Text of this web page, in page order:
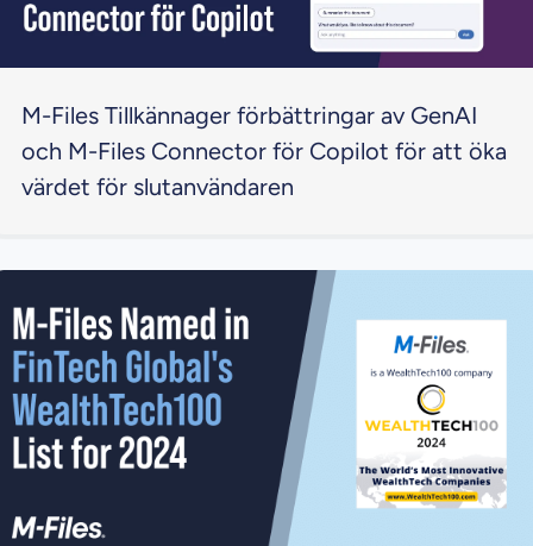
M-Files Tillkännager förbättringar av GenAI
och M-Files Connector för Copilot för att öka
värdet för slutanvändaren